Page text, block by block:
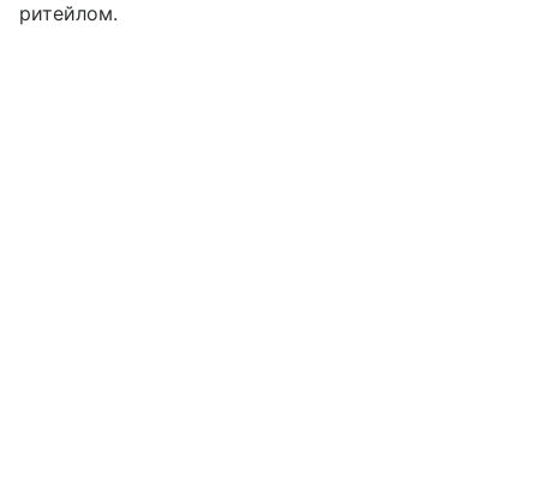
ритейлом.